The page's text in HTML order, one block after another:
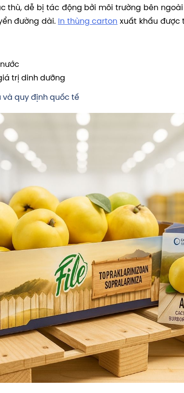
thù, dễ bị tác động bởi môi trường bên
đường dài. In thùng carton xuất khẩu được
trị dinh dưỡng
và quy định quốc tế